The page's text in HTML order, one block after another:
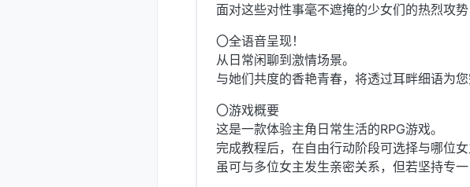
面对这些对性事毫不遮掩的少女们的热烈攻势
〇全语音呈现！
从日常闲聊到激情场景。
与她们共度的香艳青春，将透过耳畔细语为您
〇游戏概要
这是一款体验主角日常生活的RPG游戏。
完成教程后，在自由行动阶段可选择与哪位女
虽可与多位女主发生亲密关系，但若坚持专